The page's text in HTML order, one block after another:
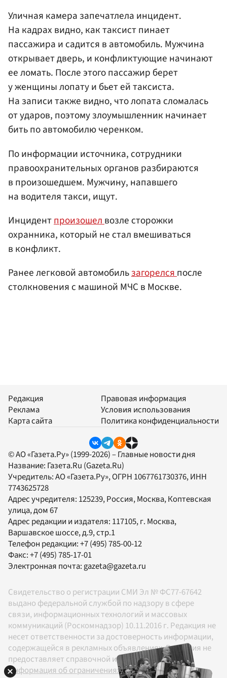
Уличная камера запечатлела инцидент.
На кадрах видно, как таксист пинает
пассажира и садится в автомобиль. Мужчина
открывает дверь, и конфликтующие начинают
ее ломать. После этого пассажир берет
у женщины лопату и бьет ей таксиста.
На записи также видно, что лопата сломалась
от ударов, поэтому злоумышленник начинает
бить по автомобилю черенком.
По информации источника, сотрудники
правоохранительных органов разбираются
в произошедшем. Мужчину, напавшего
на водителя такси, ищут.
Инцидентпроизошелвозле сторожки
охранника, который не стал вмешиваться
в конфликт.
Ранее легковой автомобильзагорелсяпосле
столкновения с машиной МЧС в Москве.
Редакция
Реклама
Карта сайта
Правовая информация
Условия использования
Политика конфиденциальности
© АО «Газета.Ру» (1999-2026) – Главные новости дня
Название: Газета.Ru (Gazeta.Ru)
Учредитель:АО «Газета.Ру», ОГРН 1067761730376, ИНН
7743625728
Адрес учредителя: 125239, Россия, Москва, Коптевская
улица, дом 67
Адрес редакции и издателя: 117105, г. Москва,
Варшавское шоссе, д.9, стр.1
Телефон редакции:+7 (495) 785-00-12
Факс:+7 (495) 785-17-01
Электронная почта:gazeta@gazeta.ru
Свидетельство о регистрации СМИ Эл № ФС77-67642
выдано федеральной службой по надзору в сфере
связи, информационных технологий и массовых
коммуникаций (Роскомнадзор) 10.11.2016 г. Редакция не
несет ответственности за достоверность информации,
содержащейся в рекламных объявлениях. Редакция не
предоставляет справочной информации.
Информация об ограничениях